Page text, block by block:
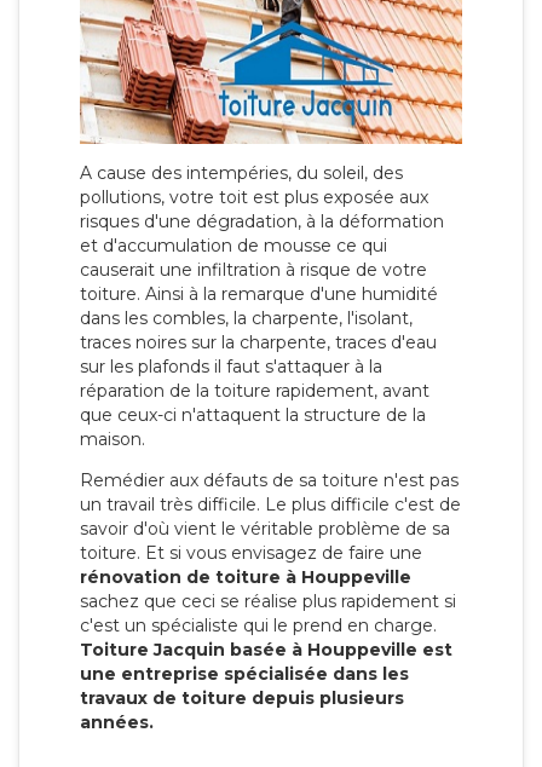
A cause des intempéries, du soleil, des
pollutions, votre toit est plus exposée aux
risques d'une dégradation, à la déformation
et d'accumulation de mousse ce qui
causerait une infiltration à risque de votre
toiture. Ainsi à la remarque d'une humidité
dans les combles, la charpente, l'isolant,
traces noires sur la charpente, traces d'eau
sur les plafonds il faut s'attaquer à la
réparation de la toiture rapidement, avant
que ceux-ci n'attaquent la structure de la
maison.
Remédier aux défauts de sa toiture n'est pas
un travail très difficile. Le plus difficile c'est de
savoir d'où vient le véritable problème de sa
toiture. Et si vous envisagez de faire une
rénovation de toiture à Houppeville
sachez que ceci se réalise plus rapidement si
c'est un spécialiste qui le prend en charge.
Toiture Jacquin basée à Houppeville est
une entreprise spécialisée dans les
travaux de toiture depuis plusieurs
années.